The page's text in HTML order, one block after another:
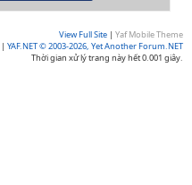
View Full Site | Yaf Mobile Theme
| YAF.NET © 2003-2026, Yet Another Forum.NET
Thời gian xử lý trang này hết 0.001 giây.